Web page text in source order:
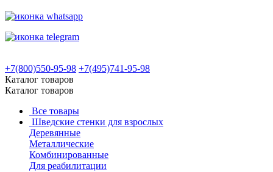
+7(800)550-95-98 +7(495)741-95-98
Каталог товаров
Каталог товаров
Все товары
Шведские стенки для взрослых
Деревянные
Металлические
Комбинированные
Для реабилитации